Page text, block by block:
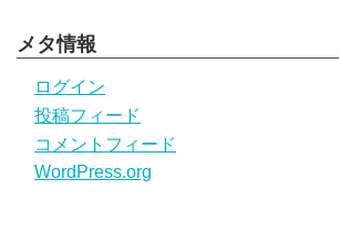
メタ情報
ログイン
投稿フィード
コメントフィード
WordPress.org